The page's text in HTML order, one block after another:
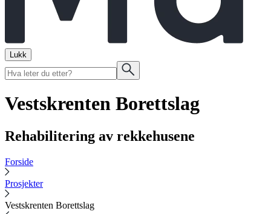
Lukk
Vestskrenten Borettslag
Rehabilitering av rekkehusene
Forside
Prosjekter
Vestskrenten Borettslag